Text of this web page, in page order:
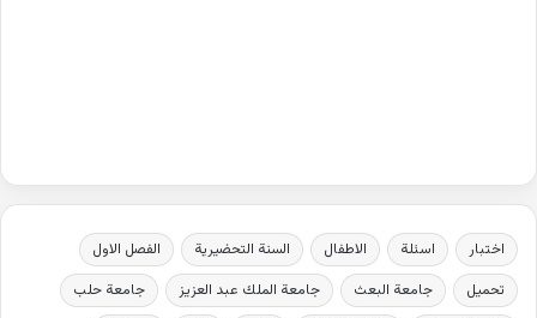
اختبار اسئلة الاطفال السنة التحضيرية
الفصل الاول
تحميل
جامعة البعث جامعة الملك عبد العزيز
جامعة حلب